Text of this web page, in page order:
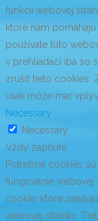
funkcií webovej
ktoré nám
používate túto
v prehliadači iba so
zrušiť tieto cookies.
však môže mať
Necessary
Necessary
Vždy zapnuté
Potrebné cookies
fungovanie webovej
cookie, ktoré
webovej stránky.